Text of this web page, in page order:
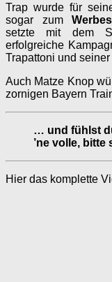
Trap wurde für
sogar zum
setzte mit dem
erfolgreiche
Trapattoni und seiner
Auch Matze Knop
zornigen Bayern
… und fühlst
’ne volle, bitte
Hier das komplette